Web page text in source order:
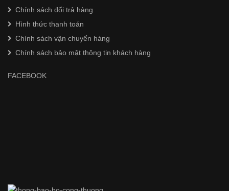
Chính sách đổi trả hàng
Hình thức thanh toán
Chính sách vận chuyển hàng
Chính sách bảo mật thông tin khách hàng
FACEBOOK